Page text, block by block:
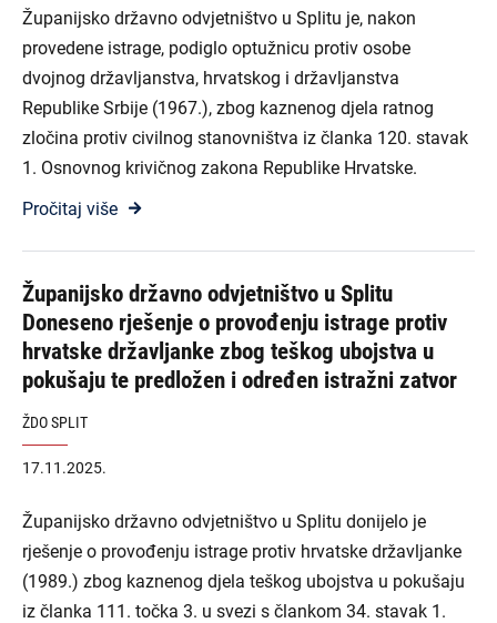
Županijsko državno odvjetništvo u Splitu je, nakon
provedene istrage, podiglo optužnicu protiv osobe
dvojnog državljanstva, hrvatskog i državljanstva
Republike Srbije (1967.), zbog kaznenog djela ratnog
zločina protiv civilnog stanovništva iz članka 120. stavak
1. Osnovnog krivičnog zakona Republike Hrvatske.
Pročitaj više
Županijsko državno odvjetništvo u Splitu
Doneseno rješenje o provođenju istrage protiv
hrvatske državljanke zbog teškog ubojstva u
pokušaju te predložen i određen istražni zatvor
ŽDO SPLIT
17.11.2025.
Županijsko državno odvjetništvo u Splitu donijelo je
rješenje o provođenju istrage protiv hrvatske državljanke
(1989.) zbog kaznenog djela teškog ubojstva u pokušaju
iz članka 111. točka 3. u svezi s člankom 34. stavak 1.